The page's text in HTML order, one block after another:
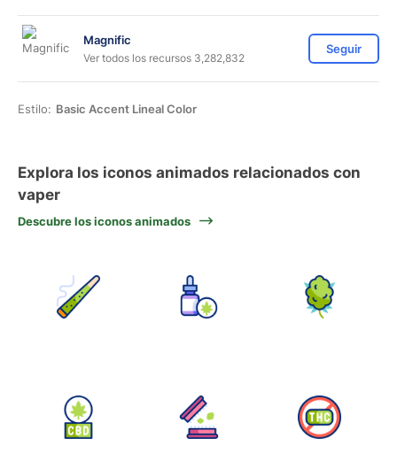
Magnific
Ver todos los recursos 3,282,832
Seguir
Estilo: Basic Accent Lineal Color
Explora los iconos animados relacionados con
vaper
Descubre los iconos animados